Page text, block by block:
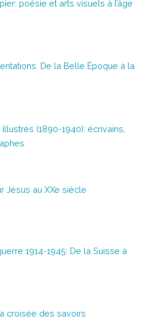
poésie et arts visuels à l’âge
De la Belle Époque à la
(1890-1940): écrivains,
Jésus au XXe siècle
1914-1945: De la Suisse à
croisée des savoirs